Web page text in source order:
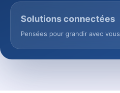
Solutions connectées
Pensées pour grandir avec vous